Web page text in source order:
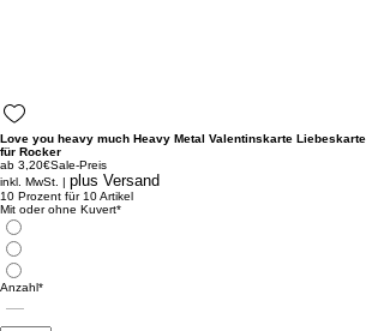
Love you heavy much Heavy Metal Valentinskarte Liebeskarte
für Rocker
ab 3,20€Sale-Preis
inkl. MwSt. | plus Versand
10 Prozent für 10 Artikel
Mit oder ohne Kuvert*
Anzahl*